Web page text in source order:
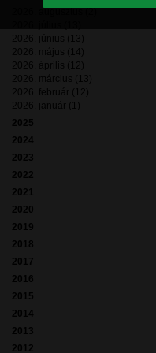
2026. június (13)
2026. május (14)
2026. április (12)
2026. március (13)
2026. február (12)
2026. január (1)
2025
2024
2023
2022
2021
2020
2019
2018
2017
2016
2015
2014
2013
2012